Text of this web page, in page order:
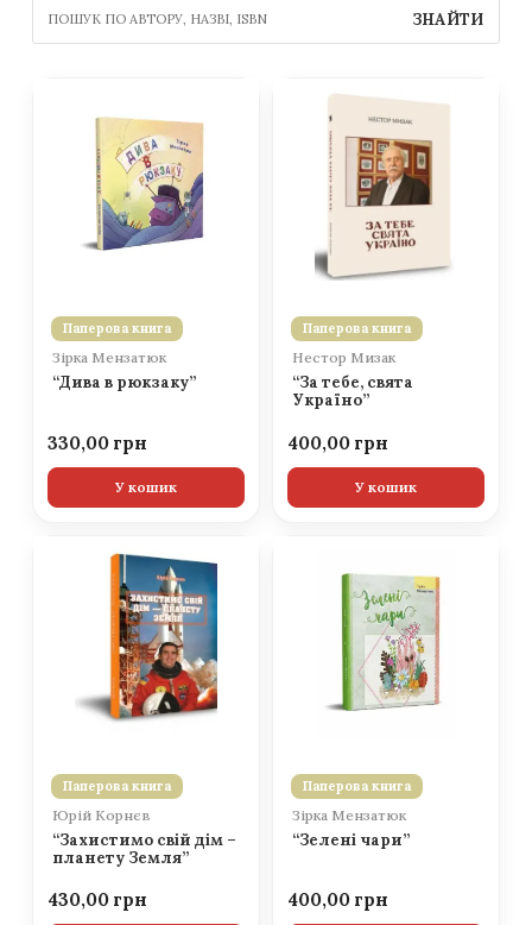
ЗНАЙТИ
Паперова книга
Зірка Мензатюк
“Дива в рюкзаку”
330,00
У кошик
Паперова книга
Нестор Мизак
“За тебе, свята
Україно”
400,00
У кошик
Паперова книга
Юрій Корнєв
“Захистимо свій дім –
планету Земля”
430,00
Паперова книга
Зірка Мензатюк
“Зелені чари”
400,00